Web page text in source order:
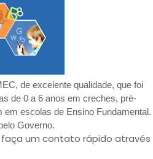
de excelente qualidade, que foi
de 0 a 6 anos em creches, pré-
escolas de Ensino Fundamental.
Governo.
um contato rápido através